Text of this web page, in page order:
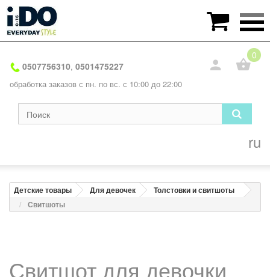
0507756310, 0501475227
обработка заказов с пн. по вс. с 10:00 до 22:00
0
ru
Детские товары Для девочек
Толстовки и свитшоты
Свитшоты
Свитшот для девочки
